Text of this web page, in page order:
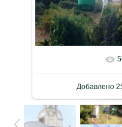
В реальном
Добавлено